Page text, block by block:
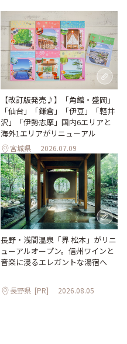
【改訂版発売♪】「角館・盛岡」
「仙台」「鎌倉」「伊豆」「軽井
沢」「伊勢志摩」国内6エリアと
海外1エリアがリニューアル
宮城県 2026.07.09
長野・浅間温泉「界 松本」がリニ
ューアルオープン。信州ワインと
音楽に浸るエレガントな湯宿へ
長野県 [PR] 2026.08.05